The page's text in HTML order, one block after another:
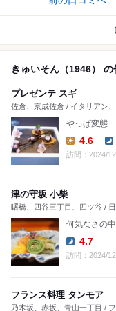
きゅいそん（1946） の
プレゼンテ スギ
佐倉、京成佐倉 / イタリアン
やっぱ変態
Lunch:
4.6
訪問：2024/12
津の守坂 小柴
曙橋、四谷三丁目、四ツ谷 /
何気なさの
Dinner:
4.7
訪問：2024/12
フランス料理 タンモア
乃木坂、赤坂、青山一丁目 /